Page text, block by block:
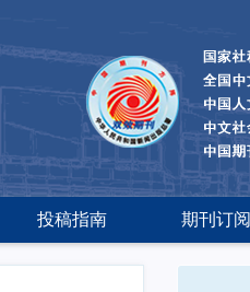
投稿指南 期刊订阅